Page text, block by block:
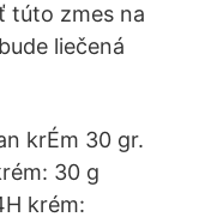
túto zmes na
liečená
krÉm 30 gr.
30 g
krém: